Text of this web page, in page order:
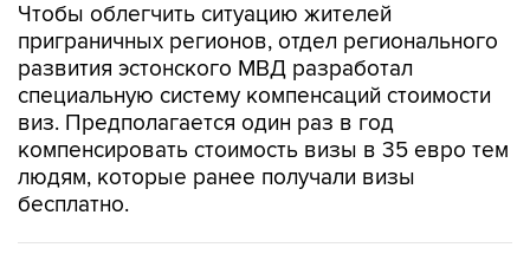
Чтобы облегчить ситуацию жителей
приграничных регионов, отдел регионального
развития эстонского МВД разработал
специальную систему компенсаций стоимости
виз. Предполагается один раз в год
компенсировать стоимость визы в 35 евро тем
людям, которые ранее получали визы
бесплатно.